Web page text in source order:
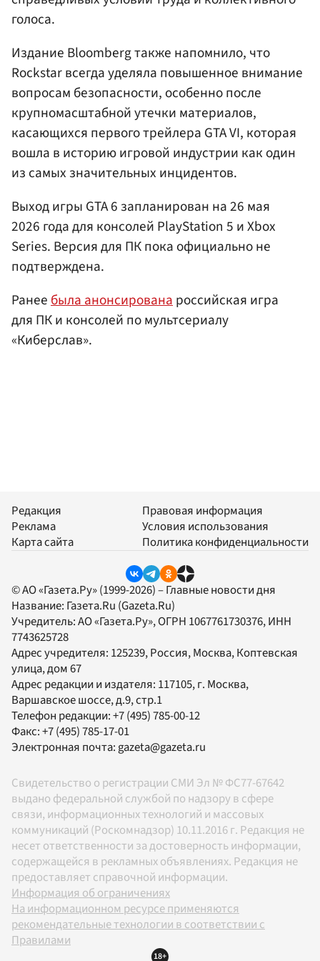
голоса.
Издание Bloomberg также напомнило, что
Rockstar всегда уделяла повышенное внимание
вопросам безопасности, особенно после
крупномасштабной утечки материалов,
касающихся первого трейлера GTA VI, которая
вошла в историю игровой индустрии как один
из самых значительных инцидентов.
Выход игры GTA 6 запланирован на 26 мая
2026 года для консолей PlayStation 5 и Xbox
Series. Версия для ПК пока официально не
подтверждена.
Ранеебыла анонсированароссийская игра
для ПК и консолей по мультсериалу
«Киберслав».
Редакция
Реклама
Карта сайта
Правовая информация
Условия использования
Политика конфиденциальности
© АО «Газета.Ру» (1999-2026) – Главные новости дня
Название: Газета.Ru (Gazeta.Ru)
Учредитель:АО «Газета.Ру», ОГРН 1067761730376, ИНН
7743625728
Адрес учредителя: 125239, Россия, Москва, Коптевская
улица, дом 67
Адрес редакции и издателя: 117105, г. Москва,
Варшавское шоссе, д.9, стр.1
Телефон редакции:+7 (495) 785-00-12
Факс:+7 (495) 785-17-01
Электронная почта: gazeta@gazeta.ru
Свидетельство о регистрации СМИ Эл № ФС77-67642
выдано федеральной службой по надзору в сфере
связи, информационных технологий и массовых
коммуникаций (Роскомнадзор) 10.11.2016 г. Редакция не
несет ответственности за достоверность информации,
содержащейся в рекламных объявлениях. Редакция не
предоставляет справочной информации.
Информация об ограничениях
На информационном ресурсе применяются
рекомендательные технологии в соответствии с
Правилами
18+